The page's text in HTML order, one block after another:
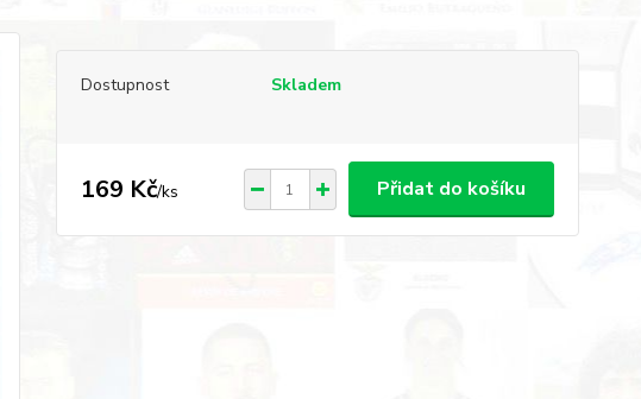
Dostupnost Skladem
169 Kč/ks Přidat do košíku